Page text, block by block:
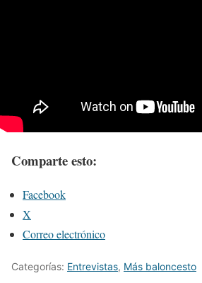
Comparte esto:
Facebook
X
Correo electrónico
Categorías: Entrevistas, Más baloncesto